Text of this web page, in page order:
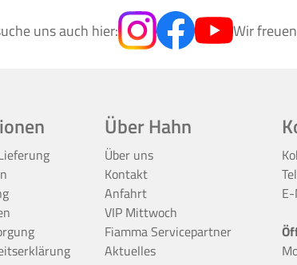
uns auch hier: Wir
Über Hahn
Über uns
Kontakt
Anfahrt
VIP Mittwoch
Fiamma Servicepartner
Aktuelles